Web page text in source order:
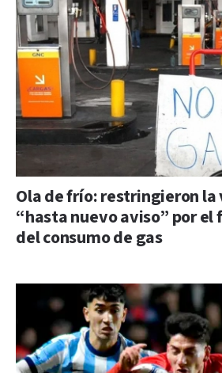
Ola de frío: restringieron la
“hasta nuevo aviso” por
del consumo de gas